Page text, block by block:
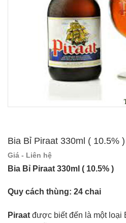
Bia Bỉ Piraat 330ml ( 10.5% )
Giá - Liên hệ
Bia Bỉ Piraat 330ml ( 10.5% )
Quy cách thùng: 24 chai
Piraat được biết đến là một loại